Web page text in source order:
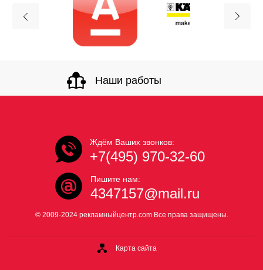
Наши работы
Ждём Ваших звонков:
+7(495) 970-32-60
Пишите нам:
4347157@mail.ru
© 2009-2024 рекламныйцентр.com Все права защищены.
Карта сайта